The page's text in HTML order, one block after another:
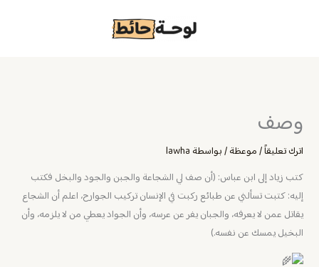
وصف
اترك تعليقاً/موعظة/ بواسطة lawha
‏كتب زياد إلى ابن عباس: (أن صف لي الشجاعة والجبن والجود والبخل فكتب
إليه: كتبت تسألني عن طبائع ركبت في الإنسان تركيب الجوارح، اعلم أن الشجاع
يقاتل عمن لا يعرفه، والجبان يفر عن عرسه، وأن الجواد يعطي من لا يلزمه، وأن
البخيل يمسك عن نفسه.)